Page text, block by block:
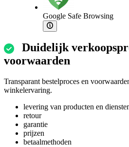
Google Safe Browsing
Duidelijk
voorwaarden
Transparant bestelproces en
winkelervaring.
levering van producten en
retour
garantie
prijzen
betaalmethoden